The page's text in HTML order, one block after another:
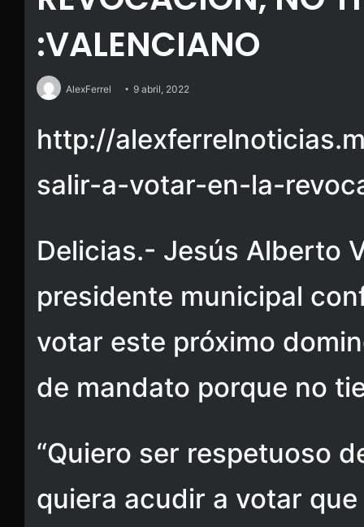
:VALENCIANO
AlexFerrel 9 abril, 2022
http://
salir-a-votar-en-la-
Delicias.- Jesús Alberto
presidente municipal
votar este próximo
de mandato porque no
“Quiero ser respetuoso
quiera acudir a votar